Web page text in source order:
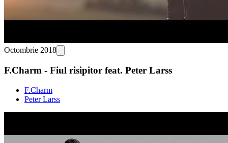
Octombrie 2018
F.Charm - Fiul risipitor feat. Peter Larss
F.Charm
Peter Larss